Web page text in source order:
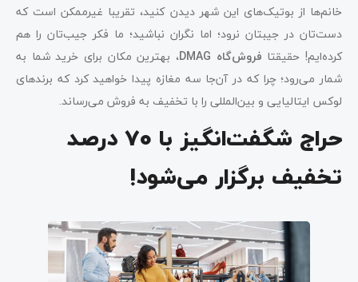
خانم‌ها از بوتیک‌های این شهر دیدن کنید، تقریبا غیرممکن است که
دست‌تان در جیبتان نرود؛ اما نگران نباشید؛ ما فکر جیب‌تان را هم
کرده‌ایم! حقیقتا فروش‌گاه DMAG
، بهترین مکان برای خرید شما به
شمار می‌رود؛ چرا که در آن‌جا سه مغازه پیدا خواهید کرد که برندهای
لوکس ایتالیایی و بین‌المللی را با تخفیف به فروش می‌رساند.
حراج شگفت‌انگیز با 70 درصد
تخفیف برگزار می‌شود!